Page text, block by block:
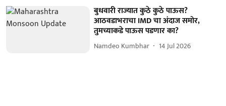
बुधवारी राज्यात कुठे कुठे पाऊस?
आठवडाभराचा IMD चा अंदाज समोर,
तुमच्याकडे पाऊस पडणार का?
Namdeo Kumbhar 14 Jul 2026